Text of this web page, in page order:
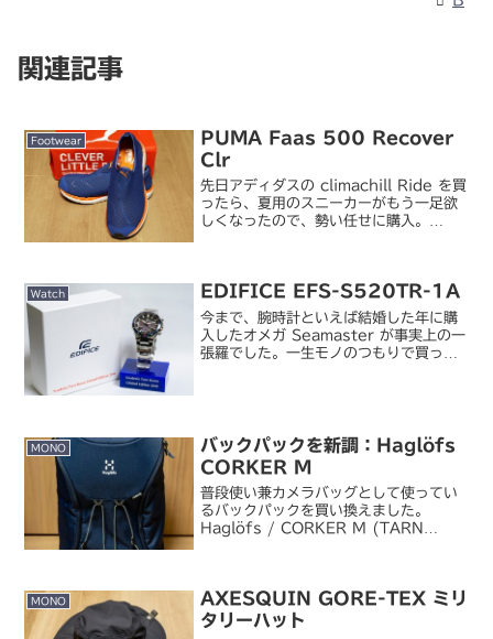
関連記事
Footwear
PUMA Faas 500 Recover
Clr
先日アディダスの climachill Ride を買
ったら、夏用のスニーカーがもう一足欲
しくなったので、勢い任せに購入。
Watch EDIFICE EFS-S520TR-1A
今まで、腕時計といえば結婚した年に購
入したオメガ Seamaster が事実上の一
張羅でした。一生モノのつもりで買った
MONO
バックパックを新調：Haglöfs
CORKER M
普段使い兼カメラバッグとして使ってい
るバックパックを買い換えました。
Haglöfs / CORKER M (TARN
MONO
AXESQUIN GORE-TEX ミリ
タリーハット